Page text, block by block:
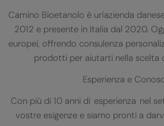
Camino Bioetanolo è un'azienda
2012 e presente in Italia dal 2020.
europei, offrendo consulenza
prodotti per aiutarti nella scelta
Esperienza e
Con più di 10 anni di esperienza nel
vostre esigenze e siamo pronti a